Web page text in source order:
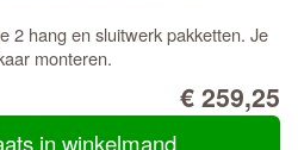
2 hang en sluitwerk pakketten. Je
monteren.
€ 259,25
in winkelmand